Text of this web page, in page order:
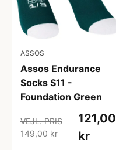
ASSOS
Assos Endurance
Socks S11 -
Foundation Green
VEJL. PRIS
149,00 kr
121,00
kr